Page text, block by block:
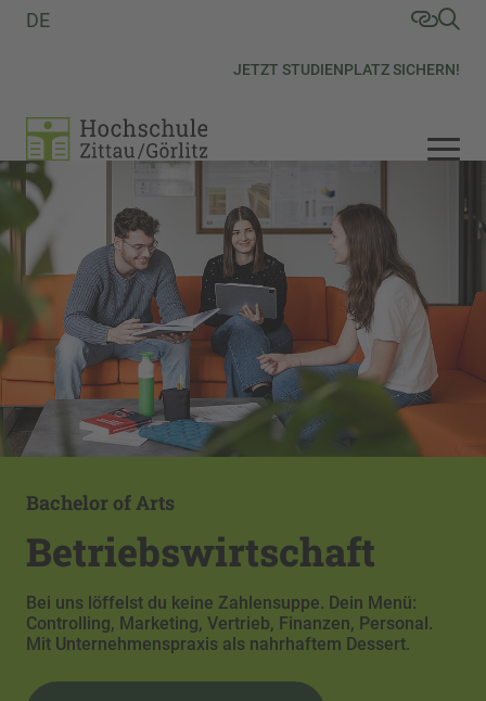
JETZT STUDIENPLATZ SICHERN!
DE
Bachelor of Arts
Betriebswirtschaft
Bei uns löffelst du keine Zahlensuppe. Dein Menü:
Controlling, Marketing, Vertrieb, Finanzen, Personal.
Mit Unternehmenspraxis als nahrhaftem Dessert.